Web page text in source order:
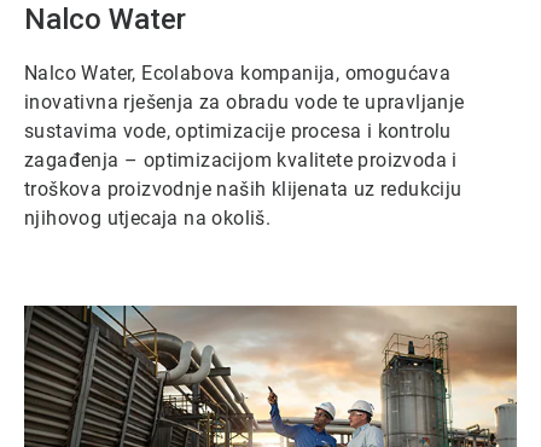
Nalco Water
Nalco Water, Ecolabova kompanija, omogućava
inovativna rješenja za obradu vode te upravljanje
sustavima vode, optimizacije procesa i kontrolu
zagađenja – optimizacijom kvalitete proizvoda i
troškova proizvodnje naših klijenata uz redukciju
njihovog utjecaja na okoliš.